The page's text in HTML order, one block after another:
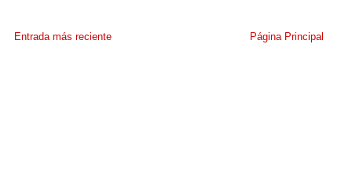
Entrada más reciente Página Principal